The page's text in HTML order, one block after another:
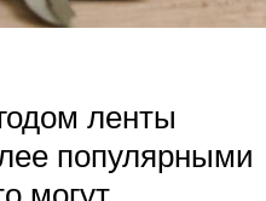
ленты
популярными